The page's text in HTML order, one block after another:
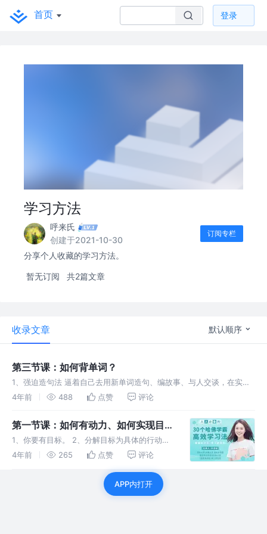
首页 登录
学习方法
呼来氏
创建于2021-10-30
订阅专栏
分享个人收藏的学习方法。
暂无订阅 共2篇文章
收录文章 默认顺序
第三节课：如何背单词？
1、强迫造句法 逼着自己去用新单词造句、编故事、与人交谈，在实际
运用中，让你的思维和单词产生链接，让你更快的记住它。 2、记单词
4年前 488 点赞 评论
第一节课：如何有动力、如何实现目
标？
1、你要有目标。 2、分解目标为具体的行动。
3、计划每天的行动量，及每日任务。 4、完成
4年前 265 点赞 评论
APP内打开